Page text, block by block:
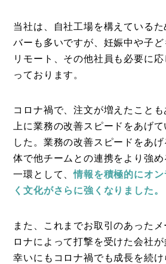
当社は、自社工場を構えている
バーも多いですが、妊娠中や子
リモート、その他社員も必要に
っております。
コロナ禍で、注文が増えたこと
上に業務の改善スピードをあげて
した。業務の改善スピードをあ
体で他チームとの連携をより強
一環として、情報を積極的にオ
く文化がさらに強くなりました。
また、これまでお取引のあった
ロナによって打撃を受けた会社が
幸いにもコロナ禍でも成長を続け